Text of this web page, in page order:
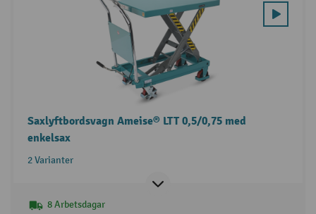
Saxlyftbordsvagn Ameise® LTT 0,5/0,75 med
enkelsax
2 Varianter
8 Arbetsdagar